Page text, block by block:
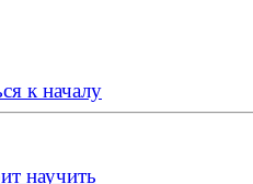
к началу
научить